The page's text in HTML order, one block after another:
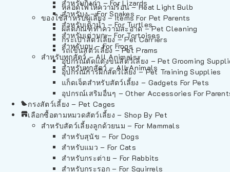
หลอดไฟให้ความร้อน – Heat Light Bulb
ของใช้สำหรับผู้เลี้ยง – Items For Pet Parents
ผลิตภัณฑ์ทำความสะอาด – Pet Cleaning
กระเป๋าสัตว์เลี้ยง – Pet Carriers
รถเข็นสัตว์เลี้ยง – Pet Prams
อุปกรณ์ตัดแต่งขนสัตว์เลี้ยง – Pet Grooming
อุปกรณ์การฝึกสัตว์เลี้ยง – Pet Training Supplies
แก็ดเจ็ตสำหรับสัตว์เลี้ยง – Gadgets For Pets
อุปกรณ์เสริมอื่นๆ – Other Accessories For
กรงสัตว์เลี้ยง – Pet Cages
เลือกซื้อตามหมวดสัตว์เลี้ยง – Shop By Pet
สำหรับสัตว์เลี้ยงลูกด้วยนม – For Mammals
สำหรับสุนัข – For Dogs
สำหรับแมว – For Cats
สำหรับกระต่าย – For Rabbits
สำหรับกระรอก – For Squirrels
สำหรับกิ้งก่า – For Lizards
สำหรับงู – For Snakes
สำหรับเต่าน้ำ – For Turtles
สำหรับเต่าบก – For Tortoises
สำหรับกบ – For Frogs
สำหรับทุกสัตว์ – All Animals
สำหรับทุกสัตว์ – All Animals